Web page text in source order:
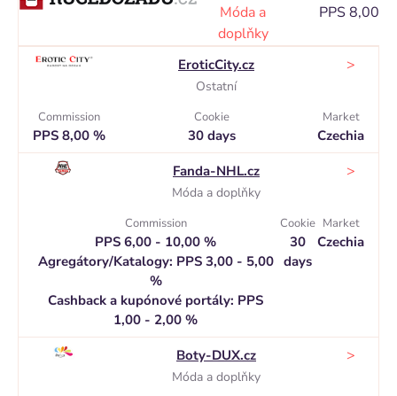
Móda a
doplňky
PPS 8,00 %
EroticCity.cz
Ostatní
>
Commission
PPS 8,00 %
Cookie
30 days
Market
Czechia
Fanda-NHL.cz
Móda a doplňky
>
Commission
PPS 6,00 - 10,00 %
Agregátory/Katalogy: PPS 3,00 - 5,00
%
Cashback a kupónové portály: PPS
1,00 - 2,00 %
Cookie
30
days
Market
Czechia
Boty-DUX.cz
Móda a doplňky
>